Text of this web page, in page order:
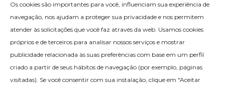
Os cookies são importantes para você, influenciam sua experiência de
navegação, nos ajudam a proteger sua privacidade e nos permitem
atender às solicitações que você faz através da web. Usamos cookies
próprios e de terceiros para analisar nossos serviços e mostrar
publicidade relacionada às suas preferências com base em um perfil
criado a partir de seus hábitos de navegação (por exemplo, páginas
visitadas). Se você consentir com sua instalação, clique em "Aceitar
Política de qualidade